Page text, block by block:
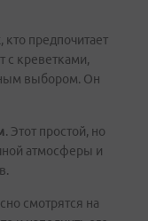
кто предпочитает
с креветками,
выбором. Он
. Этот простой, но
атмосферы и
смотрятся на